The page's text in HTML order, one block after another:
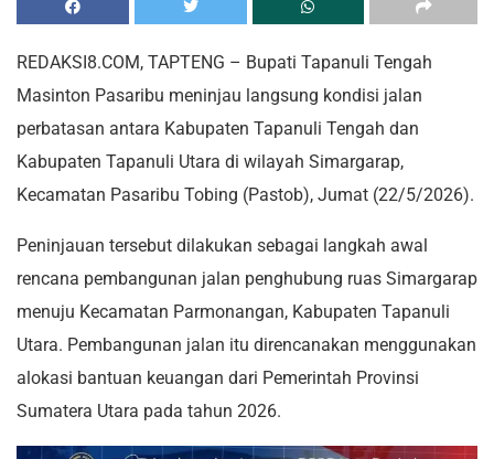
REDAKSI8.COM, TAPTENG – Bupati Tapanuli Tengah
Masinton Pasaribu meninjau langsung kondisi jalan
perbatasan antara Kabupaten Tapanuli Tengah dan
Kabupaten Tapanuli Utara di wilayah Simargarap,
Kecamatan Pasaribu Tobing (Pastob), Jumat (22/5/2026).
Peninjauan tersebut dilakukan sebagai langkah awal
rencana pembangunan jalan penghubung ruas Simargarap
menuju Kecamatan Parmonangan, Kabupaten Tapanuli
Utara. Pembangunan jalan itu direncanakan menggunakan
alokasi bantuan keuangan dari Pemerintah Provinsi
Sumatera Utara pada tahun 2026.